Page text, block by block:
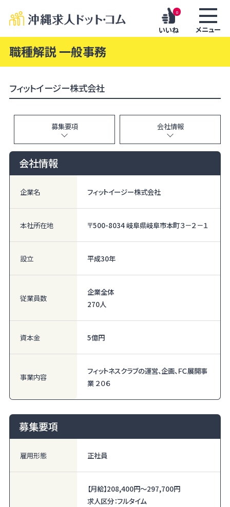
0
いいね メニュー
職種解説 一般事務
フィットイージー株式会社
募集要項 会社情報
会社情報
企業名 フィットイージー株式会社
本社所在地 〒500-8034 岐阜県岐阜市本町３－２－１
設立 平成30年
従業員数
企業全体
270人
資本金 5億円
事業内容
フィットネスクラブの運営、企画、ＦＣ展開事
業 ２０６
募集要項
雇用形態 正社員
【月給】208,400円〜297,700円
求人区分：フルタイム